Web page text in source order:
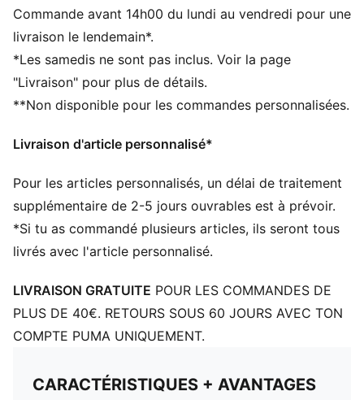
Volume : 28 L
Dimensions : 47,5 cm (H) x 28 cm (l) x 20 cm (P)
Commande avant 14h00 du lundi au vendredi pour une
livraison le lendemain*.
*Les samedis ne sont pas inclus. Voir la page
"Livraison" pour plus de détails.
**Non disponible pour les commandes personnalisées.
Livraison d'article personnalisé*
Pour les articles personnalisés, un délai de traitement
supplémentaire de 2-5 jours ouvrables est à prévoir.
*Si tu as commandé plusieurs articles, ils seront tous
livrés avec l'article personnalisé.
LIVRAISON GRATUITE POUR LES COMMANDES DE
PLUS DE 40€. RETOURS SOUS 60 JOURS AVEC TON
COMPTE PUMA UNIQUEMENT.
CARACTÉRISTIQUES + AVANTAGES